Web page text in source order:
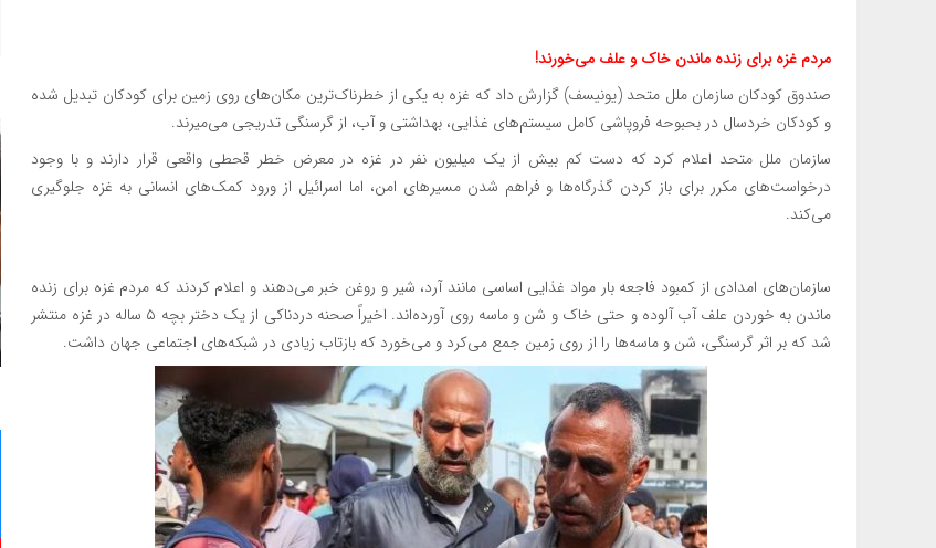
مردم غزه برای زنده ماندن خاک و علف می‌خورند!
صندوق کودکان سازمان ملل متحد (یونیسف) گزارش داد که غزه به یکی از خطرناک‌ترین مکان‌های روی زمین برای کودکان تبدیل شده
و کودکان خردسال در بحبوحه فروپاشی کامل سیستم‌های غذایی، بهداشتی و آب، از گرسنگی تدریجی می‌میرند.
سازمان ملل متحد اعلام کرد که دست کم بیش از یک میلیون نفر در غزه در معرض خطر قحطی واقعی قرار دارند و با وجود
درخواست‌های مکرر برای باز کردن گذرگاه‌ها و فراهم شدن مسیرهای امن، اما اسرائیل از ورود کمک‌های انسانی به غزه جلوگیری
می‌کند.
سازمان‌های امدادی از کمبود فاجعه بار مواد غذایی اساسی مانند آرد، شیر و روغن خبر می‌دهند و اعلام کردند که مردم غزه برای زنده
ماندن به خوردن علف آب آلوده و حتی خاک و شن و ماسه روی آورده‌اند. اخیراً صحنه دردناکی از یک دختر بچه ۵ ساله در غزه منتشر
شد که بر اثر گرسنگی، شن و ماسه‌ها را از روی زمین جمع می‌کرد و می‌خورد که بازتاب زیادی در شبکه‌های اجتماعی جهان داشت.